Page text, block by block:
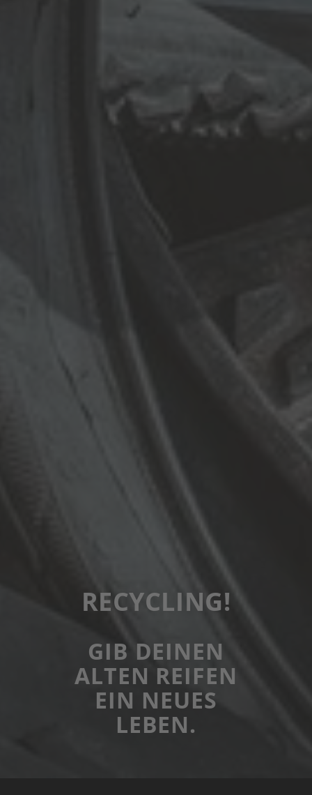
RECYCLING!
GIB DEINEN
ALTEN REIFEN
EIN NEUES
LEBEN.